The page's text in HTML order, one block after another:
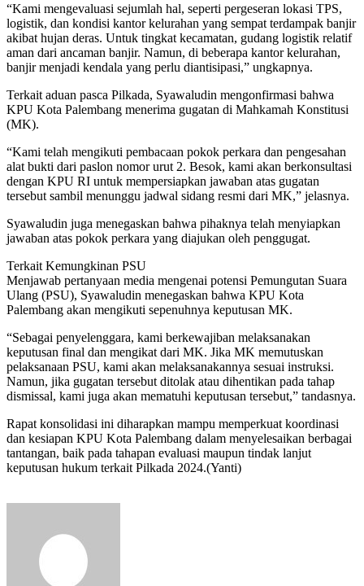
“Kami mengevaluasi sejumlah hal, seperti pergeseran lokasi TPS,
logistik, dan kondisi kantor kelurahan yang sempat terdampak banjir
akibat hujan deras. Untuk tingkat kecamatan, gudang logistik relatif
aman dari ancaman banjir. Namun, di beberapa kantor kelurahan,
banjir menjadi kendala yang perlu diantisipasi,” ungkapnya.
Terkait aduan pasca Pilkada, Syawaludin mengonfirmasi bahwa
KPU Kota Palembang menerima gugatan di Mahkamah Konstitusi
(MK).
“Kami telah mengikuti pembacaan pokok perkara dan pengesahan
alat bukti dari paslon nomor urut 2. Besok, kami akan berkonsultasi
dengan KPU RI untuk mempersiapkan jawaban atas gugatan
tersebut sambil menunggu jadwal sidang resmi dari MK,” jelasnya.
Syawaludin juga menegaskan bahwa pihaknya telah menyiapkan
jawaban atas pokok perkara yang diajukan oleh penggugat.
Terkait Kemungkinan PSU
Menjawab pertanyaan media mengenai potensi Pemungutan Suara
Ulang (PSU), Syawaludin menegaskan bahwa KPU Kota
Palembang akan mengikuti sepenuhnya keputusan MK.
“Sebagai penyelenggara, kami berkewajiban melaksanakan
keputusan final dan mengikat dari MK. Jika MK memutuskan
pelaksanaan PSU, kami akan melaksanakannya sesuai instruksi.
Namun, jika gugatan tersebut ditolak atau dihentikan pada tahap
dismissal, kami juga akan mematuhi keputusan tersebut,” tandasnya.
Rapat konsolidasi ini diharapkan mampu memperkuat koordinasi
dan kesiapan KPU Kota Palembang dalam menyelesaikan berbagai
tantangan, baik pada tahapan evaluasi maupun tindak lanjut
keputusan hukum terkait Pilkada 2024.(Yanti)